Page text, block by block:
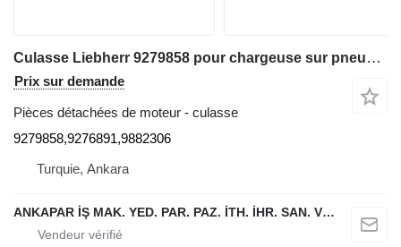
Culasse Liebherr 9279858 pour chargeuse sur pneus Liebherr L544,L554,L550,L556,L566,L576,L580
Prix sur demande
Pièces détachées de moteur - culasse
9279858,9276891,9882306
Turquie, Ankara
ANKAPAR İŞ MAK. YED. PAR. PAZ. İTH. İHR. SAN. VE TİC. LTD. ŞTİ.